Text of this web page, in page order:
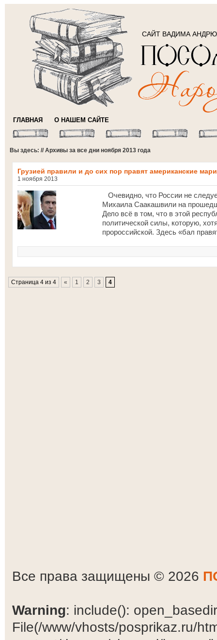
САЙТ ВАДИМА
ГЛАВНАЯ О НАШЕМ САЙТЕ
Вы здесь: // Архивы за все дни ноября 2013 года
Грузией правили и до сих пор правят американские
1 ноября 2013
Очевидно, что России не
Михаила Саакашвили на
Дело всё в том, что в этой
политической силы, которую,
пророссийской. Здесь «бал
Страница 4 из 4 « 1 2 3 4
Все права защищены © 2026
Warning: include():
File(/www/vhosts/posprikaz.ru/